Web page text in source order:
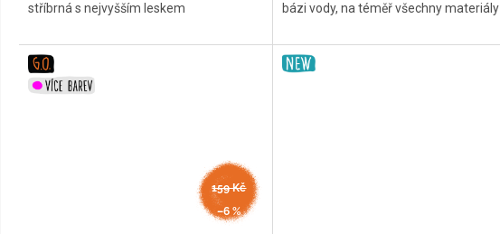
stříbrná s nejvyšším leskem
bázi vody, na téměř všechny materiály
od
159 Kč
–6 %